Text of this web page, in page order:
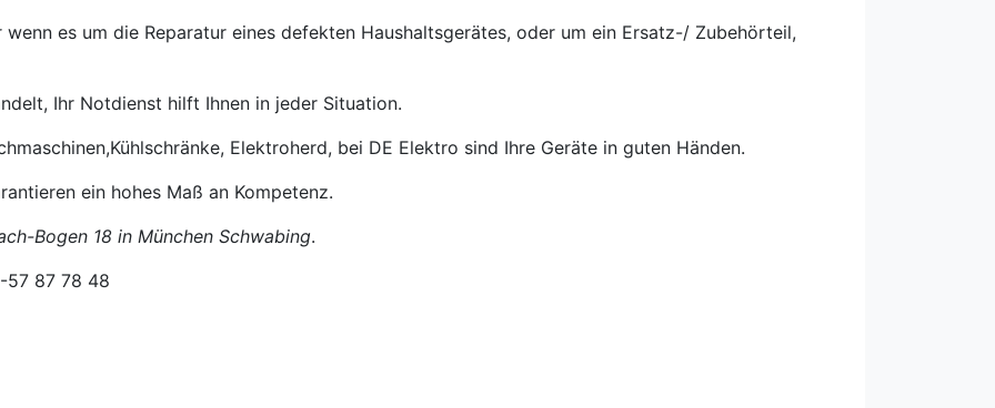
es um die Reparatur eines defekten Haushaltsgerätes, oder um ein Ersatz-/ Zubehörteil,
Ihr Notdienst hilft Ihnen in jeder Situation.
Elektroherd, bei DE Elektro sind Ihre Geräte in guten Händen.
ein hohes Maß an Kompetenz.
Bogen 18 in München Schwabing.
57 87 78 48